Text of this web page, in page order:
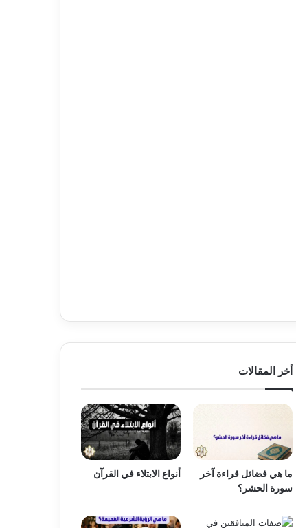
أخر المقالات
ما هي فضائل قراءة آخر
سورة الحشر؟
أنواع الابتلاء في القرآن